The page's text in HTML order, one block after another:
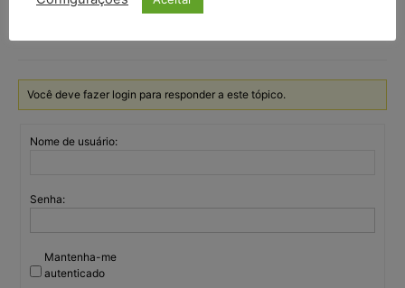
política e na sociedade.
Você deve fazer login para responder a este tópico.
Nome de usuário:
Senha:
Mantenha-me
autenticado